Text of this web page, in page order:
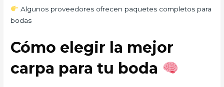
Algunos proveedores ofrecen paquetes completos para
bodas
Cómo elegir la mejor
carpa para tu boda